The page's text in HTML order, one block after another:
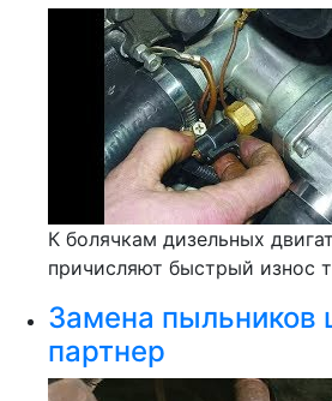
К болячкам дизельных
причисляют быстрый износ
Замена пыльников
партнер